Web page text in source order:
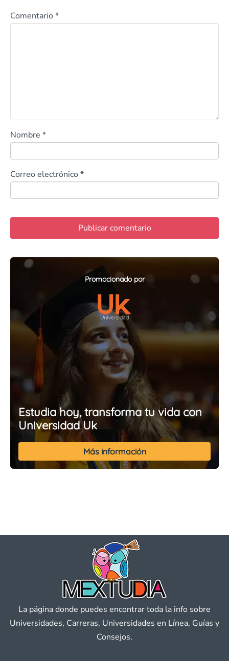
Promocionado por
Estudia hoy, transforma tu vida con
Universidad Uk
Más información
Comentario *
Nombre *
Correo electrónico *
La página donde puedes encontrar toda la info sobre
Universidades, Carreras, Universidades en Línea, Guías y
Consejos.